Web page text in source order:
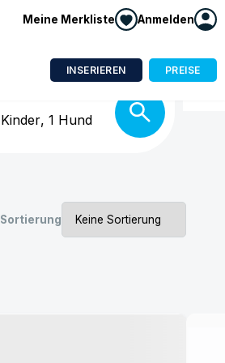
Meine Merkliste Anmelden
INSERIEREN PREISE
Kinder, 1 Hund
Sortierung